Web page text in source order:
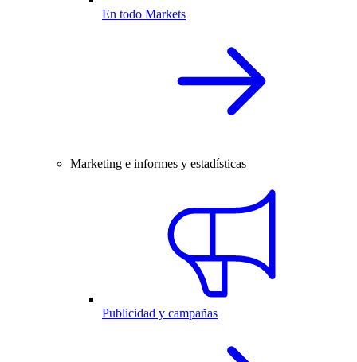
En todo Markets
Marketing e informes y estadísticas
Publicidad y campañas